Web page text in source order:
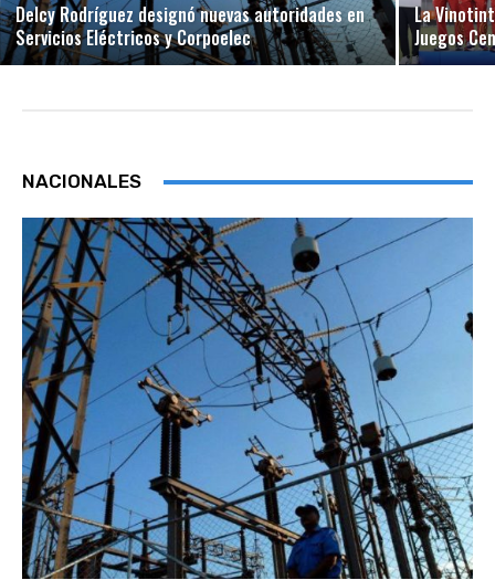
Delcy Rodríguez designó nuevas autoridades en
Servicios Eléctricos y Corpoelec
La
Juegos
NACIONALES